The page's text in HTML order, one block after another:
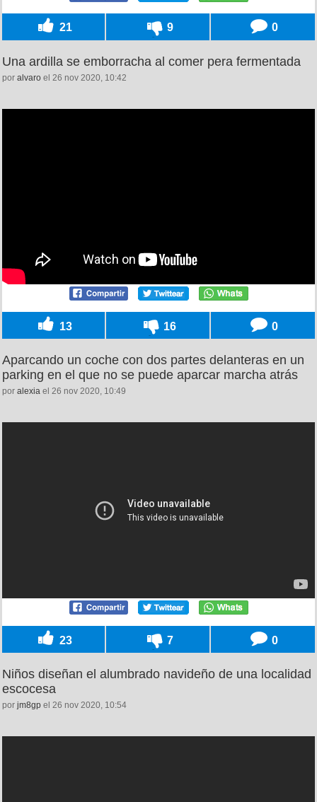
21 9 0
Una ardilla se emborracha al comer pera fermentada
por alvaro el 26 nov 2020, 10:42
13 16 0
Aparcando un coche con dos partes delanteras en un
parking en el que no se puede aparcar marcha atrás
por alexia el 26 nov 2020, 10:49
23 7 0
Niños diseñan el alumbrado navideño de una localidad
escocesa
por jm8gp el 26 nov 2020, 10:54